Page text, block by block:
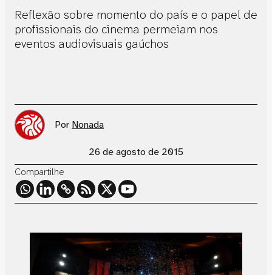
Reflexão sobre momento do país e o papel de
profissionais do cinema permeiam nos
eventos audiovisuais gaúchos
Por Nonada
26 de agosto de 2015
Compartilhe